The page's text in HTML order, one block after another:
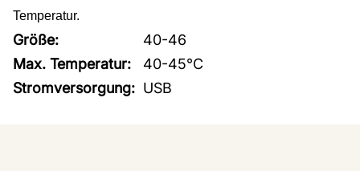
Temperatur.
Größe: 40-46
Max. Temperatur: 40-45°C
Stromversorgung: USB